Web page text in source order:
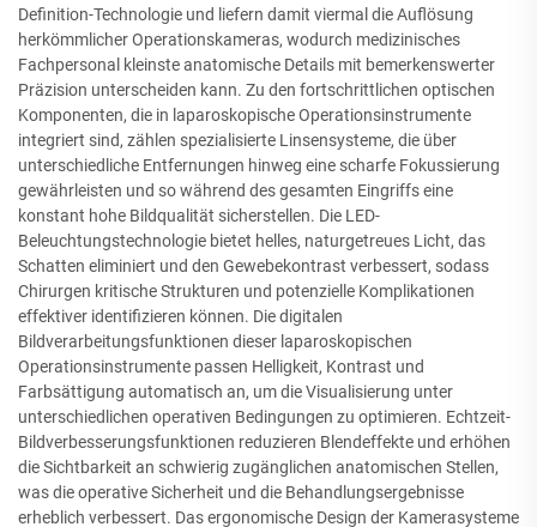
Definition-Technologie und liefern damit viermal die Auflösung
herkömmlicher Operationskameras, wodurch medizinisches
Fachpersonal kleinste anatomische Details mit bemerkenswerter
Präzision unterscheiden kann. Zu den fortschrittlichen optischen
Komponenten, die in laparoskopische Operationsinstrumente
integriert sind, zählen spezialisierte Linsensysteme, die über
unterschiedliche Entfernungen hinweg eine scharfe Fokussierung
gewährleisten und so während des gesamten Eingriffs eine
konstant hohe Bildqualität sicherstellen. Die LED-
Beleuchtungstechnologie bietet helles, naturgetreues Licht, das
Schatten eliminiert und den Gewebekontrast verbessert, sodass
Chirurgen kritische Strukturen und potenzielle Komplikationen
effektiver identifizieren können. Die digitalen
Bildverarbeitungsfunktionen dieser laparoskopischen
Operationsinstrumente passen Helligkeit, Kontrast und
Farbsättigung automatisch an, um die Visualisierung unter
unterschiedlichen operativen Bedingungen zu optimieren. Echtzeit-
Bildverbesserungsfunktionen reduzieren Blendeffekte und erhöhen
die Sichtbarkeit an schwierig zugänglichen anatomischen Stellen,
was die operative Sicherheit und die Behandlungsergebnisse
erheblich verbessert. Das ergonomische Design der Kamerasysteme